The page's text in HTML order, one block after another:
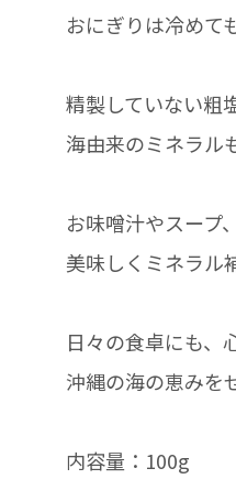
おにぎりは冷めて
精製していない粗
海由来のミネラル
お味噌汁やスープ
美味しくミネラル
日々の食卓にも、
沖縄の海の恵みを
内容量：100g